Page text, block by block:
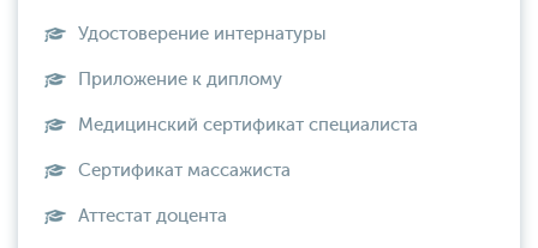
Удостоверение интернатуры
Приложение к диплому
Медицинский сертификат специалиста
Сертификат массажиста
Аттестат доцента